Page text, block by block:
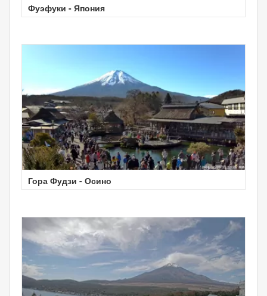
Фуэфуки - Япония
Гора Фудзи - Осино